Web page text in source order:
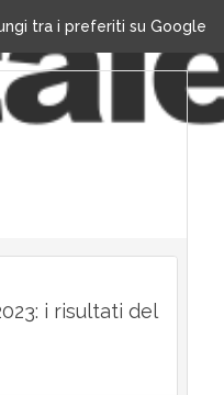
tra i preferiti su Google
i risultati del